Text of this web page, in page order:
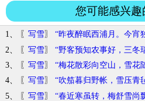
您可能感兴趣
1、 〖 写雪〗 “昨夜醉眠西浦月。今宵
2、 〖 写雪〗 “野客预知农事好，三冬
3、 〖 写雪〗 “梅花散彩向空山，雪花
4、 〖 写雪〗 “吹笳暮归野帐，雪压青
5、 〖 写雪〗 “春近寒虽转，梅舒雪尚